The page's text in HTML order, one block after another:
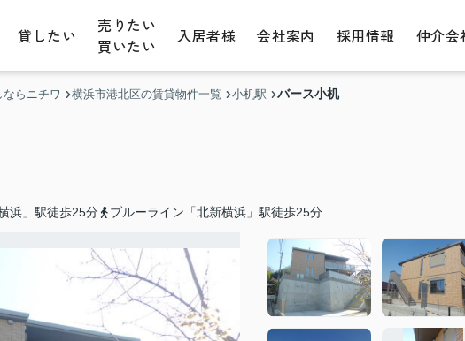
貸したい
売りたい
買いたい
入居者様 会社案内 採用情報 仲介会
らニチワ 横浜市港北区の賃貸物件一覧 小机駅 バース小机
浜」駅徒歩25分 ブルーライン「北新横浜」駅徒歩25分